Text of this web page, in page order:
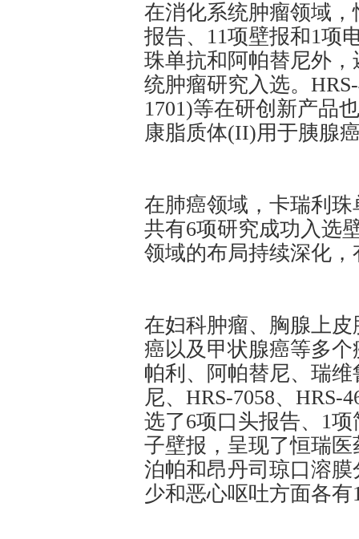
在消化系统肿瘤领域
报告、11项壁报和1项
珠单抗和阿帕替尼外
统肿瘤研究入选。
1701)等在研创新产品
康脂质体(II)用于胰腺
在肺癌领域，卡瑞利
共有6项研究成功入选
领域的布局持续深化
在妇科肿瘤、胸腺上
癌以及甲状腺癌等多
帕利、阿帕替尼、瑞
尼、HRS-7058、HRS-
选了6项口头报告、1
子壁报，呈现了恒瑞
泊帕和昂丹司琼口溶
少和恶心呕吐方面各